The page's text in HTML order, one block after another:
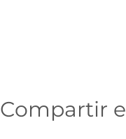
Compartir